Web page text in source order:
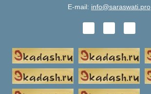
E-mail: info@saraswati.pro